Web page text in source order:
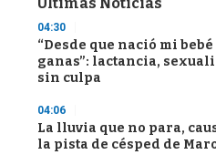
04:30
“Desde que nació mi
ganas”: lactancia,
sin culpa
04:06
La lluvia que no para,
la pista de césped de